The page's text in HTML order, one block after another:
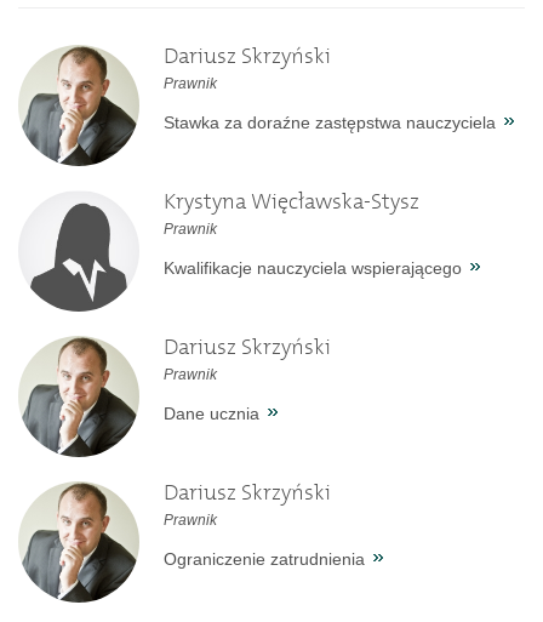
Dariusz Skrzyński
Prawnik
Stawka za doraźne zastępstwa nauczyciela
Krystyna Więcławska-Stysz
Prawnik
Kwalifikacje nauczyciela wspierającego
Dariusz Skrzyński
Prawnik
Dane ucznia
Dariusz Skrzyński
Prawnik
Ograniczenie zatrudnienia